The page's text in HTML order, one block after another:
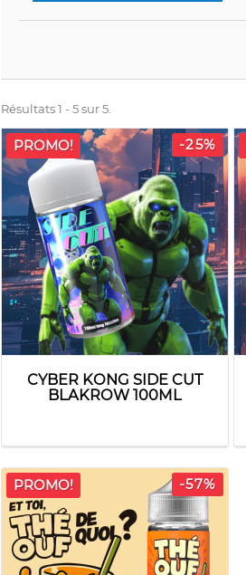
Résultats 1 - 5 sur 5.
PROMO! -25%
CYBER KONG SIDE CUT
BLAKROW 100ML
PROMO! -57%